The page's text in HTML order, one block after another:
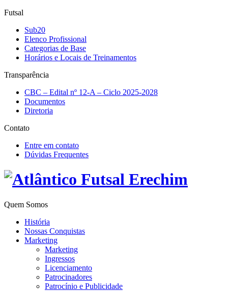
Futsal
Sub20
Elenco Profissional
Categorias de Base
Horários e Locais de Treinamentos
Transparência
CBC – Edital nº 12-A – Ciclo 2025-2028
Documentos
Diretoria
Contato
Entre em contato
Dúvidas Frequentes
Quem Somos
História
Nossas Conquistas
Marketing
Marketing
Ingressos
Licenciamento
Patrocinadores
Patrocínio e Publicidade